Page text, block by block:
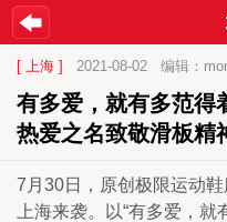
[ 上海 ] 2021-08-02 编辑：
有多爱，就有多范得
热爱之名致敬滑板精
7月30日，原创极限运动鞋
上海来袭。以“有多爱，